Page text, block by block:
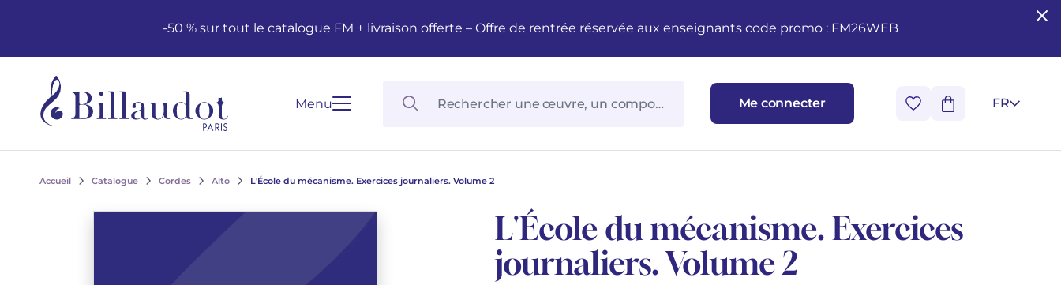
-50 % sur tout le catalogue FM + livraison offerte – Offre de rentrée réservée aux enseignants code promo : FM26WEB
Menu Me connecter FR
Accueil Catalogue Cordes Alto L'École du mécanisme. Exercices journaliers. Volume 2
L'École du mécanisme. Exercices
journaliers. Volume 2